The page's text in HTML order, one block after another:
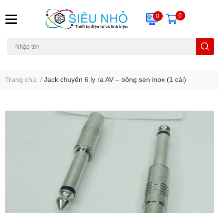
0 0
Trang chủ / Jack chuyển 6 ly ra AV – bông sen inox (1 cái)